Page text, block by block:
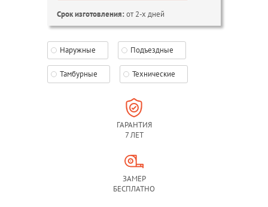
Срок изготовления:от 2-х дней
Наружные Подъездные
Тамбурные Технические
ГАРАНТИЯ
7 ЛЕТ
ЗАМЕР
БЕСПЛАТНО